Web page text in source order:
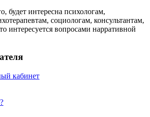
будет интересна психологам,
социологам, консультантам,
интересуется вопросами нарративной
кабинет